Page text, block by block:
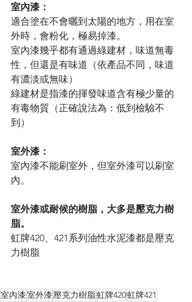
室內漆：
適合塗在不會曬到太陽的地方，用在室
外時，會粉化，極易掉漆。
室內漆幾乎都有通過綠建材，味道無毒
性，但還是有味道（依產品不同，味道
有濃淡或無味）
綠建材是指漆的揮發味道含有極少量的
有毒物質（正確說法為：低到檢驗不
到）
室外漆：
室內漆不能刷室外，但室外漆可以刷室
內。
室外漆或耐候的樹脂，大多是壓克力樹
脂。
虹牌420、421系列油性水泥漆都是壓克
力樹脂
室內漆室外漆壓克力樹脂虹牌420虹牌421